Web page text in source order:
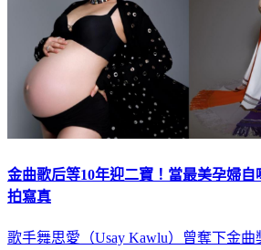
金曲歌后等10年迎二寶！當最美孕婦
拍寫真
歌手舞思愛（Usay Kawlu）曾奪下金